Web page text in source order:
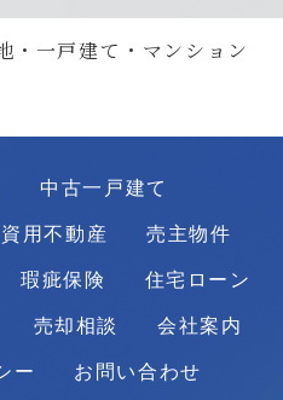
・一戸建て・マンション
中古一戸建て
用不動産
売主物件
瑕疵保険
住宅ローン
売却相談
会社案内
ー
お問い合わせ